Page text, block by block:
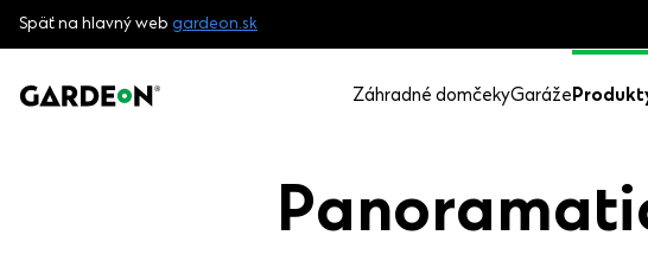
Späť na hlavný web gardeon.sk
Záhradné domčekyGaráže